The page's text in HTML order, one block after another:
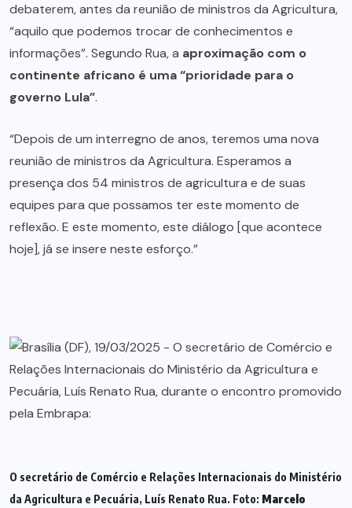
debaterem, antes da reunião de ministros da Agricultura,
“aquilo que podemos trocar de conhecimentos e
informações”. Segundo Rua, a aproximação com o
continente africano é uma “prioridade para o
governo Lula”.
“Depois de um interregno de anos, teremos uma nova
reunião de ministros da Agricultura. Esperamos a
presença dos 54 ministros de agricultura e de suas
equipes para que possamos ter este momento de
reflexão. E este momento, este diálogo [que acontece
hoje], já se insere neste esforço.”
O secretário de Comércio e Relações Internacionais do Ministério
da Agricultura e Pecuária, Luís Renato Rua. Foto: Marcelo